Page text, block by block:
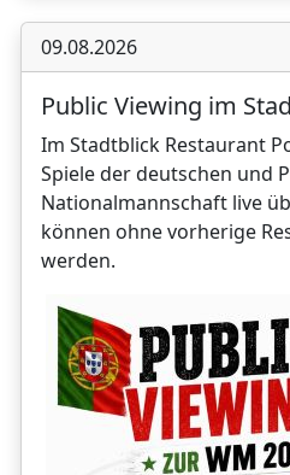
09.08.2026
Public Viewing im
Im Stadtblick Restaurant
Spiele der deutschen und
Nationalmannschaft live
können ohne vorherige
werden.